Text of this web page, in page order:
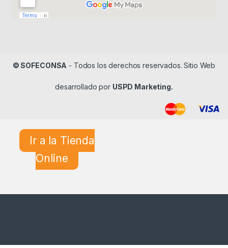
© SOFECONSA - Todos los derechos reservados. Sitio Web
desarrollado por USPD Marketing.
Ir a la Tienda
Online